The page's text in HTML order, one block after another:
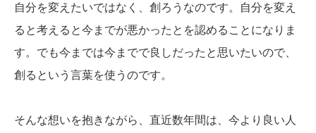
自分を変えたいではなく、創ろうなのです。自分を変え
ると考えると今までが悪かったとを認めることになりま
す。でも今までは今までで良しだったと思いたいので、
創るという言葉を使うのです。
そんな想いを抱きながら、直近数年間は、今より良い人